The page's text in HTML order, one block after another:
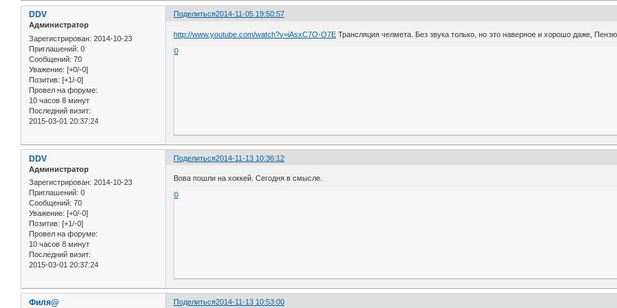
Поделиться2014-11-05 19:50:57
DDV
Администратор
Зарегистрирован: 2014-10-23
Приглашений: 0
Сообщений: 70
Уважение: [+0/-0]
Позитив: [+1/-0]
Провел на форуме:
10 часов 8 минут
Последний визит:
2015-03-01 20:37:24
http://www.youtube.com/watch?v=iAsxC7O-O7E Трансляция челмета. Без звука только, но это наверное и хорошо даже,
0
Поделиться2014-11-13 10:36:12
DDV
Администратор
Зарегистрирован: 2014-10-23
Приглашений: 0
Сообщений: 70
Уважение: [+0/-0]
Позитив: [+1/-0]
Провел на форуме:
10 часов 8 минут
Последний визит:
2015-03-01 20:37:24
Вова пошли на хоккей. Сегодня в смысле.
0
Поделиться2014-11-13 10:53:00
Филя@